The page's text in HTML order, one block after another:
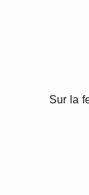
Sur la